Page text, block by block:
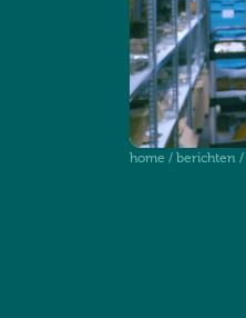
home / berichten /